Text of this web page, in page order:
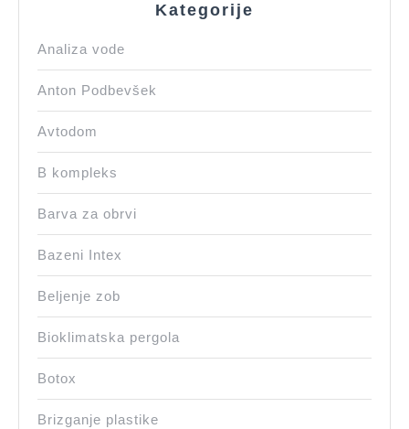
Kategorije
Analiza vode
Anton Podbevšek
Avtodom
B kompleks
Barva za obrvi
Bazeni Intex
Beljenje zob
Bioklimatska pergola
Botox
Brizganje plastike